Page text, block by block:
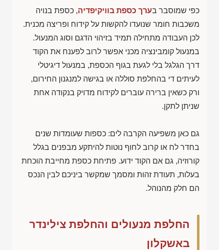
כפי שמוסבר בערך כספת בוויקיפדיה, כספת בנויה
משכבות חומר שנועדו להקשות על קידוח ופריצה מכנית.
לכן העבודה מתחילה תמיד בזיהוי הדגם וסוג המנעול.
במנעול קומבינציה מכני אפשר לרוב לפענח את הקוד
דרך הגלגל בלי לגעת בגוף הכספת, במנעול דיגיטלי
לעיתים די בהחלפת סוללה או בגישה למנגנון החירום,
ורק כשאין ברירה עוברים לקידוח מדויק בנקודה אחת
שניתן לתקן.
גם כאן משפיעה הקִרבה לים: כספות שעומדות שנים
בחדר לח או קרוב לחוף נוטות להיתקע מבפנים בגלל
קורוזיה, גם אם הקוד ידוע. פתיחת כספת מחייבת הוכחת
בעלות, תעודת זהות ומסמך שמקשר ביניכם לבין הנכס
הם חלק מהנוהל.
החלפת מנעולים והחלפת צילינדר
באשקלון